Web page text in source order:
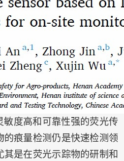
度高和可靠性强的荧光传
的痕量检测仍是快速检测领
是在荧光示踪物的研制和